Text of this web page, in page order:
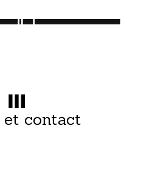
et contact